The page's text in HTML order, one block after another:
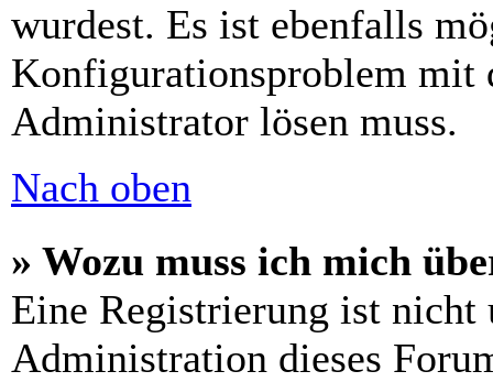
wurdest. Es ist ebenfalls
Konfigurationsproblem mit
Administrator lösen muss.
Nach oben
» Wozu muss ich mich
Eine Registrierung ist
Administration dieses